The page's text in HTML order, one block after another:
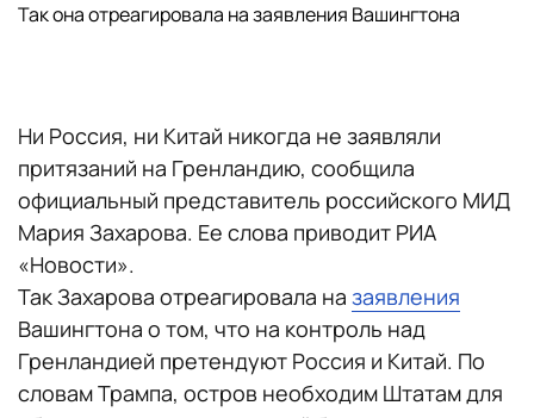
Так она отреагировала на заявления Вашингтона
Ни Россия, ни Китай никогда не заявляли
притязаний на Гренландию, сообщила
официальный представитель российского МИД
Мария Захарова. Ее слова приводит РИА
«Новости».
Так Захарова отреагировала на заявления
Вашингтона о том, что на контроль над
Гренландией претендуют Россия и Китай. По
словам Трампа, остров необходим Штатам для